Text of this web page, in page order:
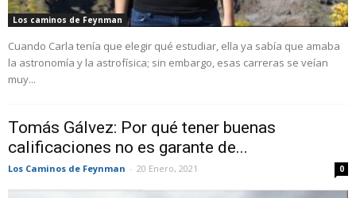
Los caminos de Feynman
Cuando Carla tenía que elegir qué estudiar, ella ya sabía que amaba
la astronomía y la astrofísica; sin embargo, esas carreras se veían
muy...
Tomás Gálvez: Por qué tener buenas
calificaciones no es garante de...
Los Caminos de Feynman - 20 Enero, 2021 0